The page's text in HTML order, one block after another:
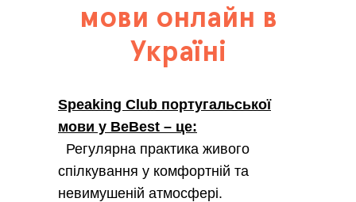
мови онлайн в
Україні
Speaking Club португальської
мови у BeBest – це:
Регулярна практика живого
спілкування у комфортній та
невимушеній атмосфері.